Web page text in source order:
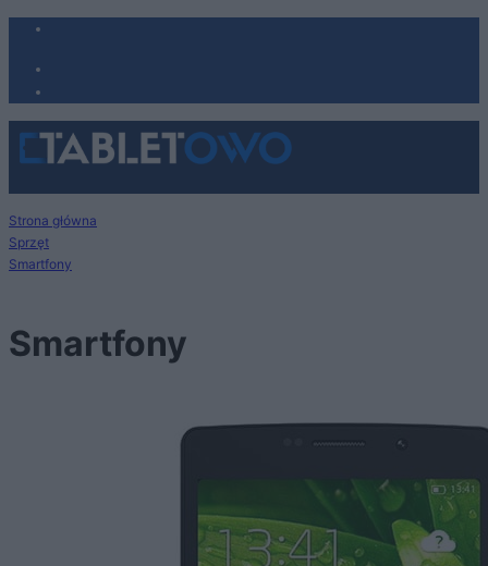
Strona główna
Sprzęt
Smartfony
Smartfony